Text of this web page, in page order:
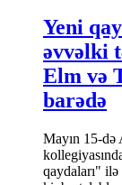
Yeni
əvvəlki
Elm və
barədə
Mayın 15-
qaydaları"